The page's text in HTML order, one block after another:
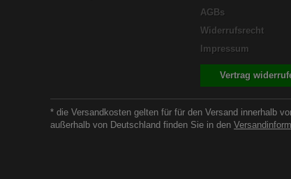
AGBs
Widerrufsrecht
Impressum
Vertrag
* die Versandkosten gelten für für den Versand innerhalb
außerhalb von Deutschland finden Sie in den